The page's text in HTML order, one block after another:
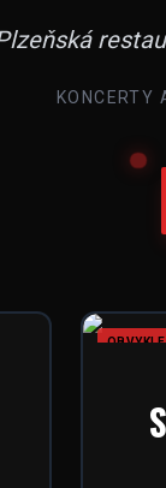
KONCERTY